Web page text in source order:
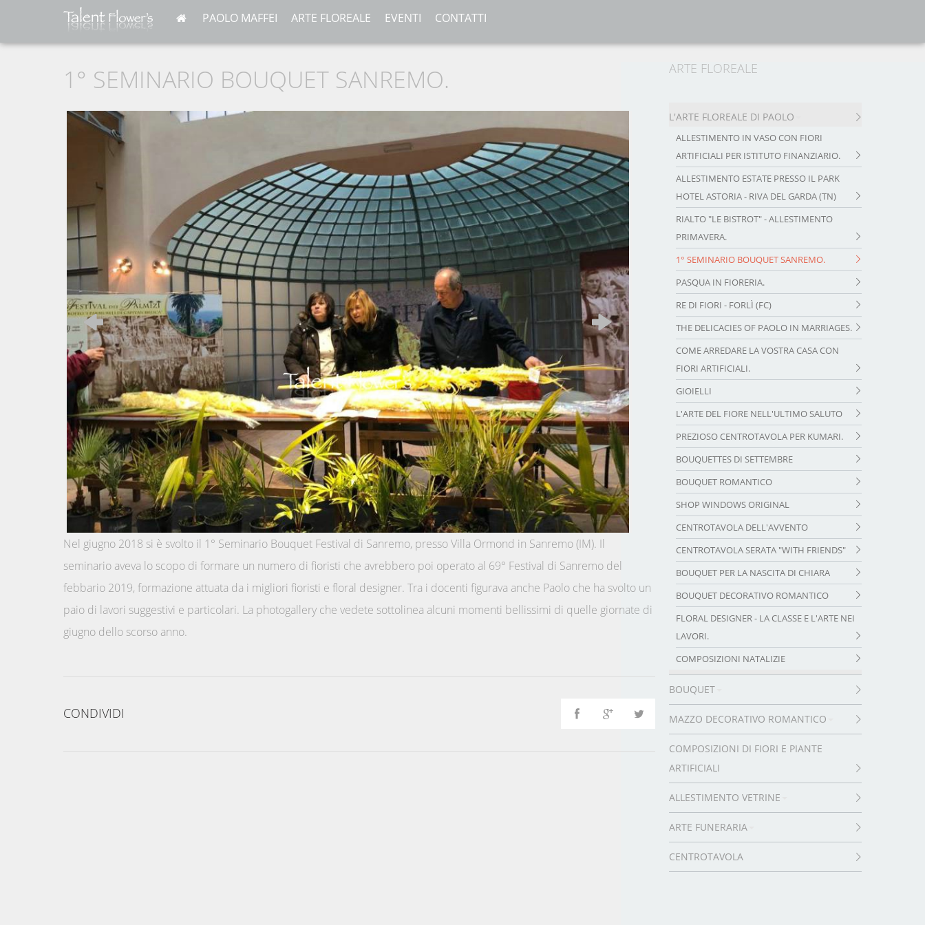
PAOLO MAFFEI ARTE FLOREALE EVENTI CONTATTI
1° SEMINARIO BOUQUET SANREMO.
Nel giugno 2018 si è svolto il 1° Seminario Bouquet Festival di Sanremo, presso Villa Ormond in Sanremo (IM). Il
seminario aveva lo scopo di formare un numero di fioristi che avrebbero poi operato al 69° Festival di Sanremo del
febbario 2019, formazione attuata da i migliori fioristi e floral designer. Tra i docenti figurava anche Paolo che ha svolto un
paio di lavori suggestivi e particolari. La photogallery che vedete sottolinea alcuni momenti bellissimi di quelle giornate di
giugno dello scorso anno.
CONDIVIDI
ARTE FLOREALE
L'ARTE FLOREALE DI PAOLO
ALLESTIMENTO IN VASO CON FIORI
ARTIFICIALI PER ISTITUTO FINANZIARIO.
ALLESTIMENTO ESTATE PRESSO IL PARK
HOTEL ASTORIA - RIVA DEL GARDA (TN)
RIALTO "LE BISTROT" - ALLESTIMENTO
PRIMAVERA.
1° SEMINARIO BOUQUET SANREMO.
PASQUA IN FIORERIA.
RE DI FIORI - FORLÌ (FC)
THE DELICACIES OF PAOLO IN MARRIAGES.
COME ARREDARE LA VOSTRA CASA CON
FIORI ARTIFICIALI.
GIOIELLI
L'ARTE DEL FIORE NELL'ULTIMO SALUTO
PREZIOSO CENTROTAVOLA PER KUMARI.
BOUQUETTES DI SETTEMBRE
BOUQUET ROMANTICO
SHOP WINDOWS ORIGINAL
CENTROTAVOLA DELL'AVVENTO
CENTROTAVOLA SERATA "WITH FRIENDS"
BOUQUET PER LA NASCITA DI CHIARA
BOUQUET DECORATIVO ROMANTICO
FLORAL DESIGNER - LA CLASSE E L'ARTE NEI
LAVORI.
COMPOSIZIONI NATALIZIE
BOUQUET
MAZZO DECORATIVO ROMANTICO
COMPOSIZIONI DI FIORI E PIANTE
ARTIFICIALI
ALLESTIMENTO VETRINE
ARTE FUNERARIA
CENTROTAVOLA